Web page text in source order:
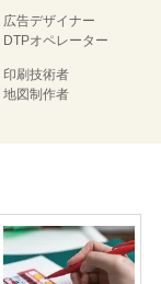
広告デザイナー
DTPオペレーター
印刷技術者
地図制作者